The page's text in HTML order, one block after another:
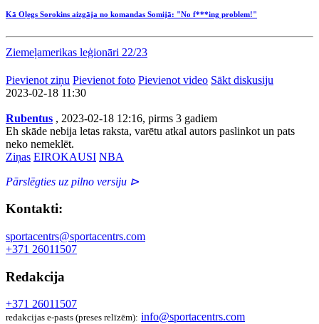
Kā Oļegs Sorokins aizgāja no komandas Somijā: "No f***ing problem!"
Ziemeļamerikas leģionāri 22/23
Pievienot ziņu Pievienot foto Pievienot video Sākt diskusiju
2023-02-18 11:30
Rubentus , 2023-02-18 12:16, pirms 3 gadiem
Eh skāde nebija letas raksta, varētu atkal autors paslinkot un pats
neko nemeklēt.
Ziņas EIROKAUSI NBA
Pārslēgties uz pilno versiju ⊳
Kontakti:
sportacentrs@sportacentrs.com
+371 26011507
Redakcija
+371 26011507
redakcijas e-pasts (preses relīzēm): info@sportacentrs.com